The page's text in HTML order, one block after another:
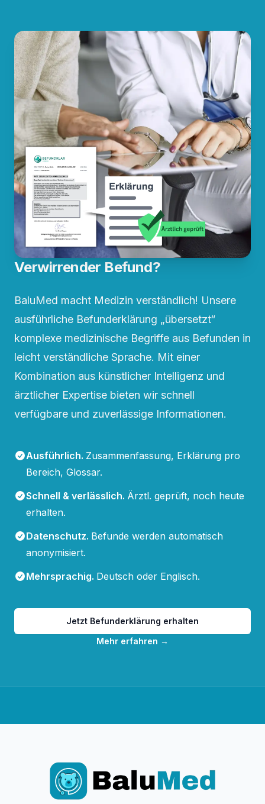
Verwirrender Befund?
BaluMed macht Medizin verständlich! Unsere
ausführliche Befunderklärung „übersetzt“
komplexe medizinische Begriffe aus Befunden in
leicht verständliche Sprache. Mit einer
Kombination aus künstlicher Intelligenz und
ärztlicher Expertise bieten wir schnell
verfügbare und zuverlässige Informationen.
Ausführlich. Zusammenfassung, Erklärung pro
Bereich, Glossar.
Schnell & verlässlich. Ärztl. geprüft, noch heute
erhalten.
Datenschutz. Befunde werden automatisch
anonymisiert.
Mehrsprachig. Deutsch oder Englisch.
Jetzt Befunderklärung erhalten
Mehr erfahren →